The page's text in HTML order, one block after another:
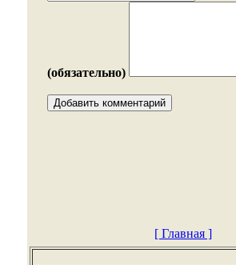
(обязательно)
[ Главная ]